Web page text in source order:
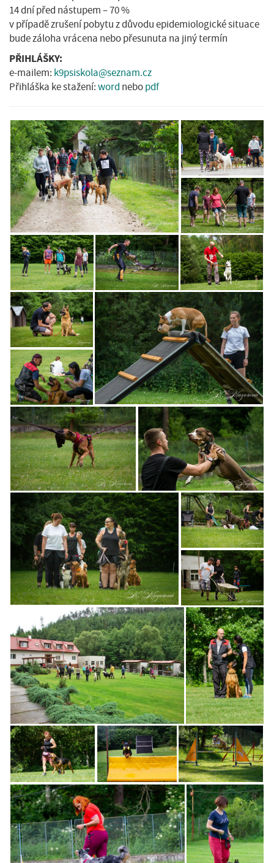
14 dní před nástupem – 70 %
v případě zrušení pobytu z důvodu epidemiologické situace
bude záloha vrácena nebo přesunuta na jiný termín
PŘIHLÁŠKY:
e-mailem: k9psiskola@seznam.cz
Přihláška ke stažení:word nebopdf